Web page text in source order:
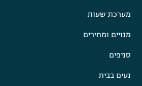
מערכת שעות
מנויים ומחירים
סניפים
נעים בבית